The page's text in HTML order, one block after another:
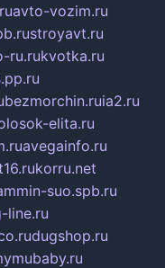
avto-vozim.ru
stroyavt.ru
ru.rukvotka.ru
bezmorchin.ruia2.ru
elita.ru
avegainfo.ru
korru.net
suo.spb.ru
line.ru
dugshop.ru